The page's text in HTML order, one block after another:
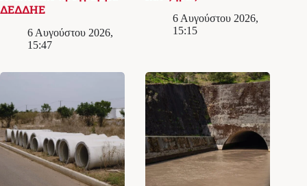
ΔΕΔΔΗΕ
6 Αυγούστου 2026,
15:47
6 Αυγούστου 2026,
15:15